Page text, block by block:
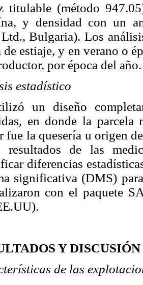
titulable (método
y densidad con un
Bulgaria). Los
de estiaje, y en verano o
por época del año.
estadístico
un diseño
en donde la parcela
fue la quesería u origen
resultados de las
diferencias
significativa (DMS)
con el paquete
Y DISCUSIÓN
de las